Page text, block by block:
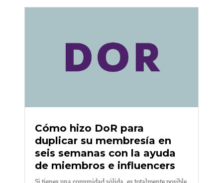
Cómo hizo DoR para
duplicar su membresía en
seis semanas con la ayuda
de miembros e influencers